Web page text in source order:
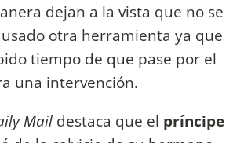
dejan a la vista que no se
otra herramienta ya que
tiempo de que pase por el
una intervención.
Mail destaca que el príncipe